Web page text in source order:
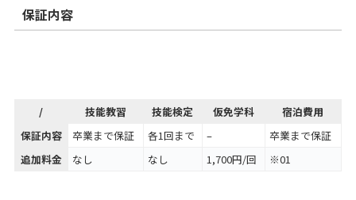
保証内容
/ 技能教習 技能検定 仮免学科
宿泊費用
保証内容
卒業まで保証 各1回まで –
卒業まで保証
追加料金
なし なし 1,700円/回 ※01